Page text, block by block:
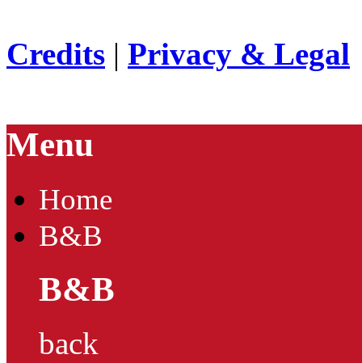
Credits | Privacy & Legal
Menu
Home
B&B
B&B
back